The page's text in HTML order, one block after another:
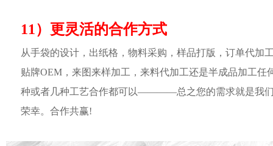
11）更灵活的合作方式
从手袋的设计，出纸格，物料采购，样品打版，订单代加
贴牌OEM，来图来样加工，来料代加工还是半成品加工任
种或者几种工艺合作都可以————总之您的需求就是我
荣幸。合作共赢!